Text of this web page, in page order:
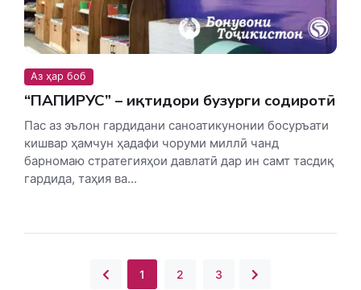
Аз ҳар боб
“ПАПИРУС” – иқтидори бузурги содиротӣ
Пас аз эълон гардидани саноатикунонии босуръати
кишвар ҳамчун ҳадафи чоруми миллӣ чанд
барномаю стратегияҳои давлатӣ дар ин самт тасдиқ
гардида, таҳия ва...
1 2 3